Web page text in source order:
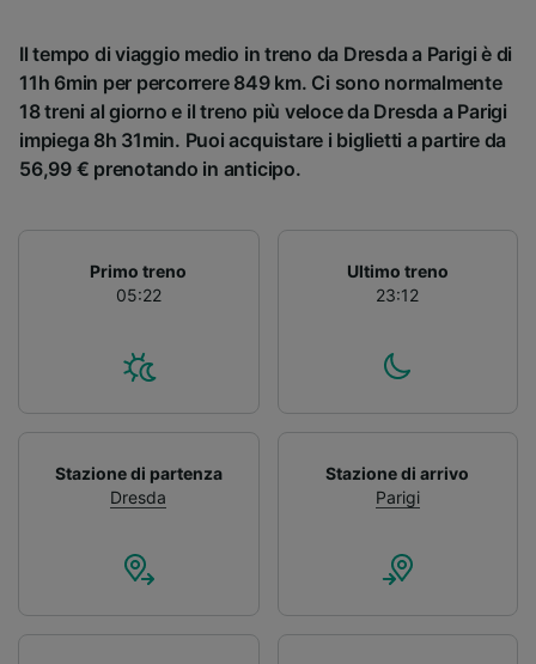
Il tempo di viaggio medio in treno da Dresda a Parigi è di
11h 6min per percorrere 849 km. Ci sono normalmente
18 treni al giorno e il treno più veloce da Dresda a Parigi
impiega 8h 31min. Puoi acquistare i biglietti a partire da
56,99 € prenotando in anticipo.
Primo treno
05:22
Ultimo treno
23:12
Stazione di partenza
Dresda
Stazione di arrivo
Parigi